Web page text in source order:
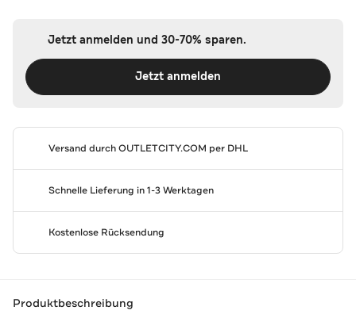
Jetzt anmelden und 30-70% sparen.
Jetzt anmelden
Versand durchOUTLETCITY.COM per DHL
Schnelle Lieferung in 1-3 Werktagen
Kostenlose Rücksendung
Produktbeschreibung